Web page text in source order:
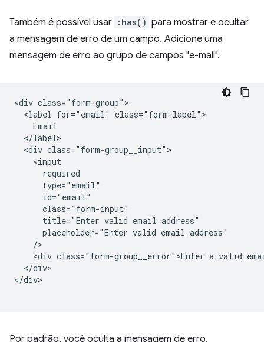
Também é possível usar :has() para mostrar e ocultar
a mensagem de erro de um campo. Adicione uma
mensagem de erro ao grupo de campos "e-mail".
<div class="form-group">
  <label for="email" class="form-label">
    Email
  </label>
  <div class="form-group__input">
    <input
      required
      type="email"
      id="email"
      class="form-input"
      title="Enter valid email address"
      placeholder="Enter valid email address"
    />
<div class="form-group__error">Enter a valid
  </div>
</div>
Por padrão, você oculta a mensagem de erro.